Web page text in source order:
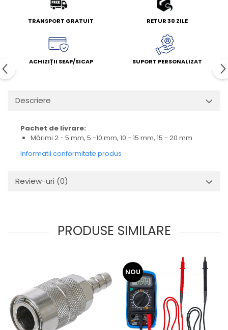
TRANSPORT GRATUIT RETUR 30 ZILE
ACHIZIȚII SEAP/SICAP SUPORT PERSONALIZAT
Descriere
Pachet de livrare:
Mărimi 2 - 5 mm, 5 -10 mm, 10 - 15 mm, 15 - 20 mm
Informatii conformitate produs
Review-uri (0)
PRODUSE SIMILARE
NOU